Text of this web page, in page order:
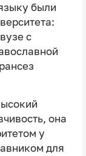
были
с
она
у
для